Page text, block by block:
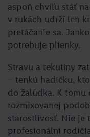
aspoň chvíľu stáť
v rukách udrží len
pretáčanie sa.
potrebuje plienky.
Stravu a tekutiny
– tenkú hadičku,
do žalúdka. K
rozmixovanej
starostlivosť. Nie je
profesionálni